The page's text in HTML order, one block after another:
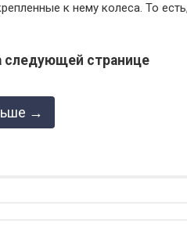
к нему колеса. То
следующей странице
→